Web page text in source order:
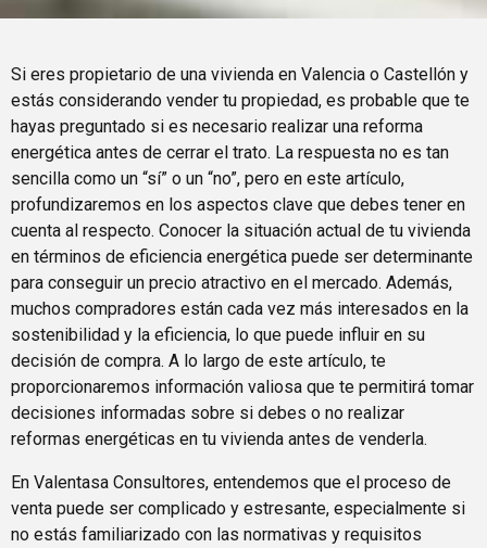
Si eres propietario de una vivienda en Valencia o Castellón y
estás considerando vender tu propiedad, es probable que te
hayas preguntado si es necesario realizar una reforma
energética antes de cerrar el trato. La respuesta no es tan
sencilla como un “sí” o un “no”, pero en este artículo,
profundizaremos en los aspectos clave que debes tener en
cuenta al respecto. Conocer la situación actual de tu vivienda
en términos de eficiencia energética puede ser determinante
para conseguir un precio atractivo en el mercado. Además,
muchos compradores están cada vez más interesados en la
sostenibilidad y la eficiencia, lo que puede influir en su
decisión de compra. A lo largo de este artículo, te
proporcionaremos información valiosa que te permitirá tomar
decisiones informadas sobre si debes o no realizar
reformas energéticas en tu vivienda antes de venderla.
En Valentasa Consultores, entendemos que el proceso de
venta puede ser complicado y estresante, especialmente si
no estás familiarizado con las normativas y requisitos